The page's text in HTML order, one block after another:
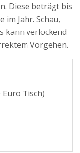
Diese beträgt bis
im Jahr. Schau,
kann verlockend
Vorgehen.
Euro Tisch)